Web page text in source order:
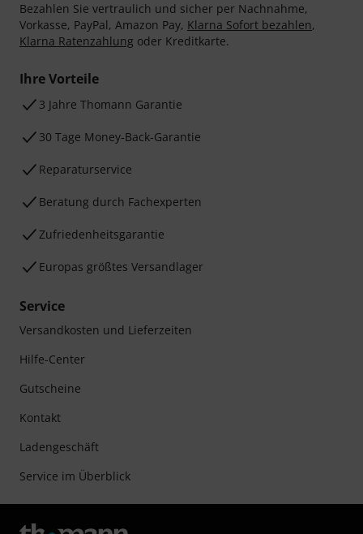
Bezahlen Sie vertraulich und sicher per Nachnahme,
Vorkasse, PayPal, Amazon Pay, Klarna Sofort bezahlen,
Klarna Ratenzahlung oder Kreditkarte.
Ihre Vorteile
3 Jahre Thomann Garantie
30 Tage Money-Back-Garantie
Reparaturservice
Beratung durch Fachexperten
Zufriedenheitsgarantie
Europas größtes Versandlager
Service
Versandkosten und Lieferzeiten
Hilfe-Center
Gutscheine
Kontakt
Ladengeschäft
Service im Überblick